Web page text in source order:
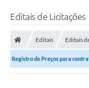
Notícias
Editais de Licitações
Editais Editais
Registro de Preços para